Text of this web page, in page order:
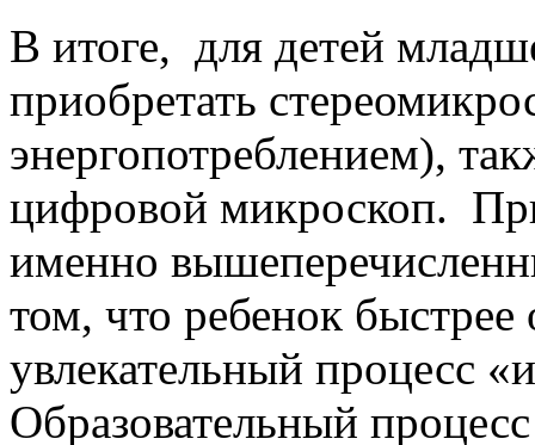
В итоге, для детей
приобретать
энергопотреблением),
цифровой микроскоп.
именно
том, что ребенок быстрее
увлекательный процесс
Образовательный